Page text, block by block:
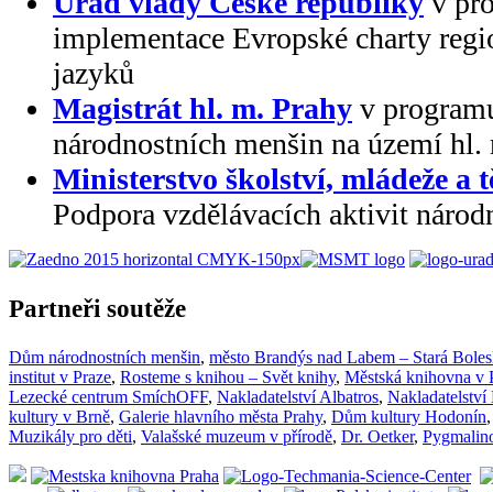
implementace Evropské charty
jazyků
Magistrát hl. m. Prahy v
národnostních menšin na území hl.
Ministerstvo školství, mládeže a
Podpora vzdělávacích aktivit
Partneři soutěže
Dům národnostních menšin, město Brandýs nad Labem – Stará
institut v Praze, Rosteme s knihou – Svět knihy, Městská knihovna v
Lezecké centrum SmíchOFF, Nakladatelství Albatros, Nakladatelství
kultury v Brně, Galerie hlavního města Prahy, Dům kultury Hodonín
Muzikály pro děti, Valašské muzeum v přírodě, Dr. Oetker,